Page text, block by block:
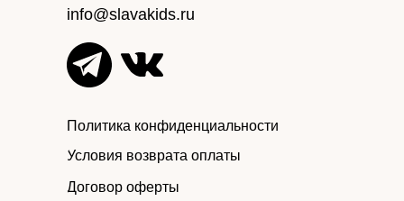
info@slavakids.ru
Политика конфиденциальности
Условия возврата оплаты
Договор оферты